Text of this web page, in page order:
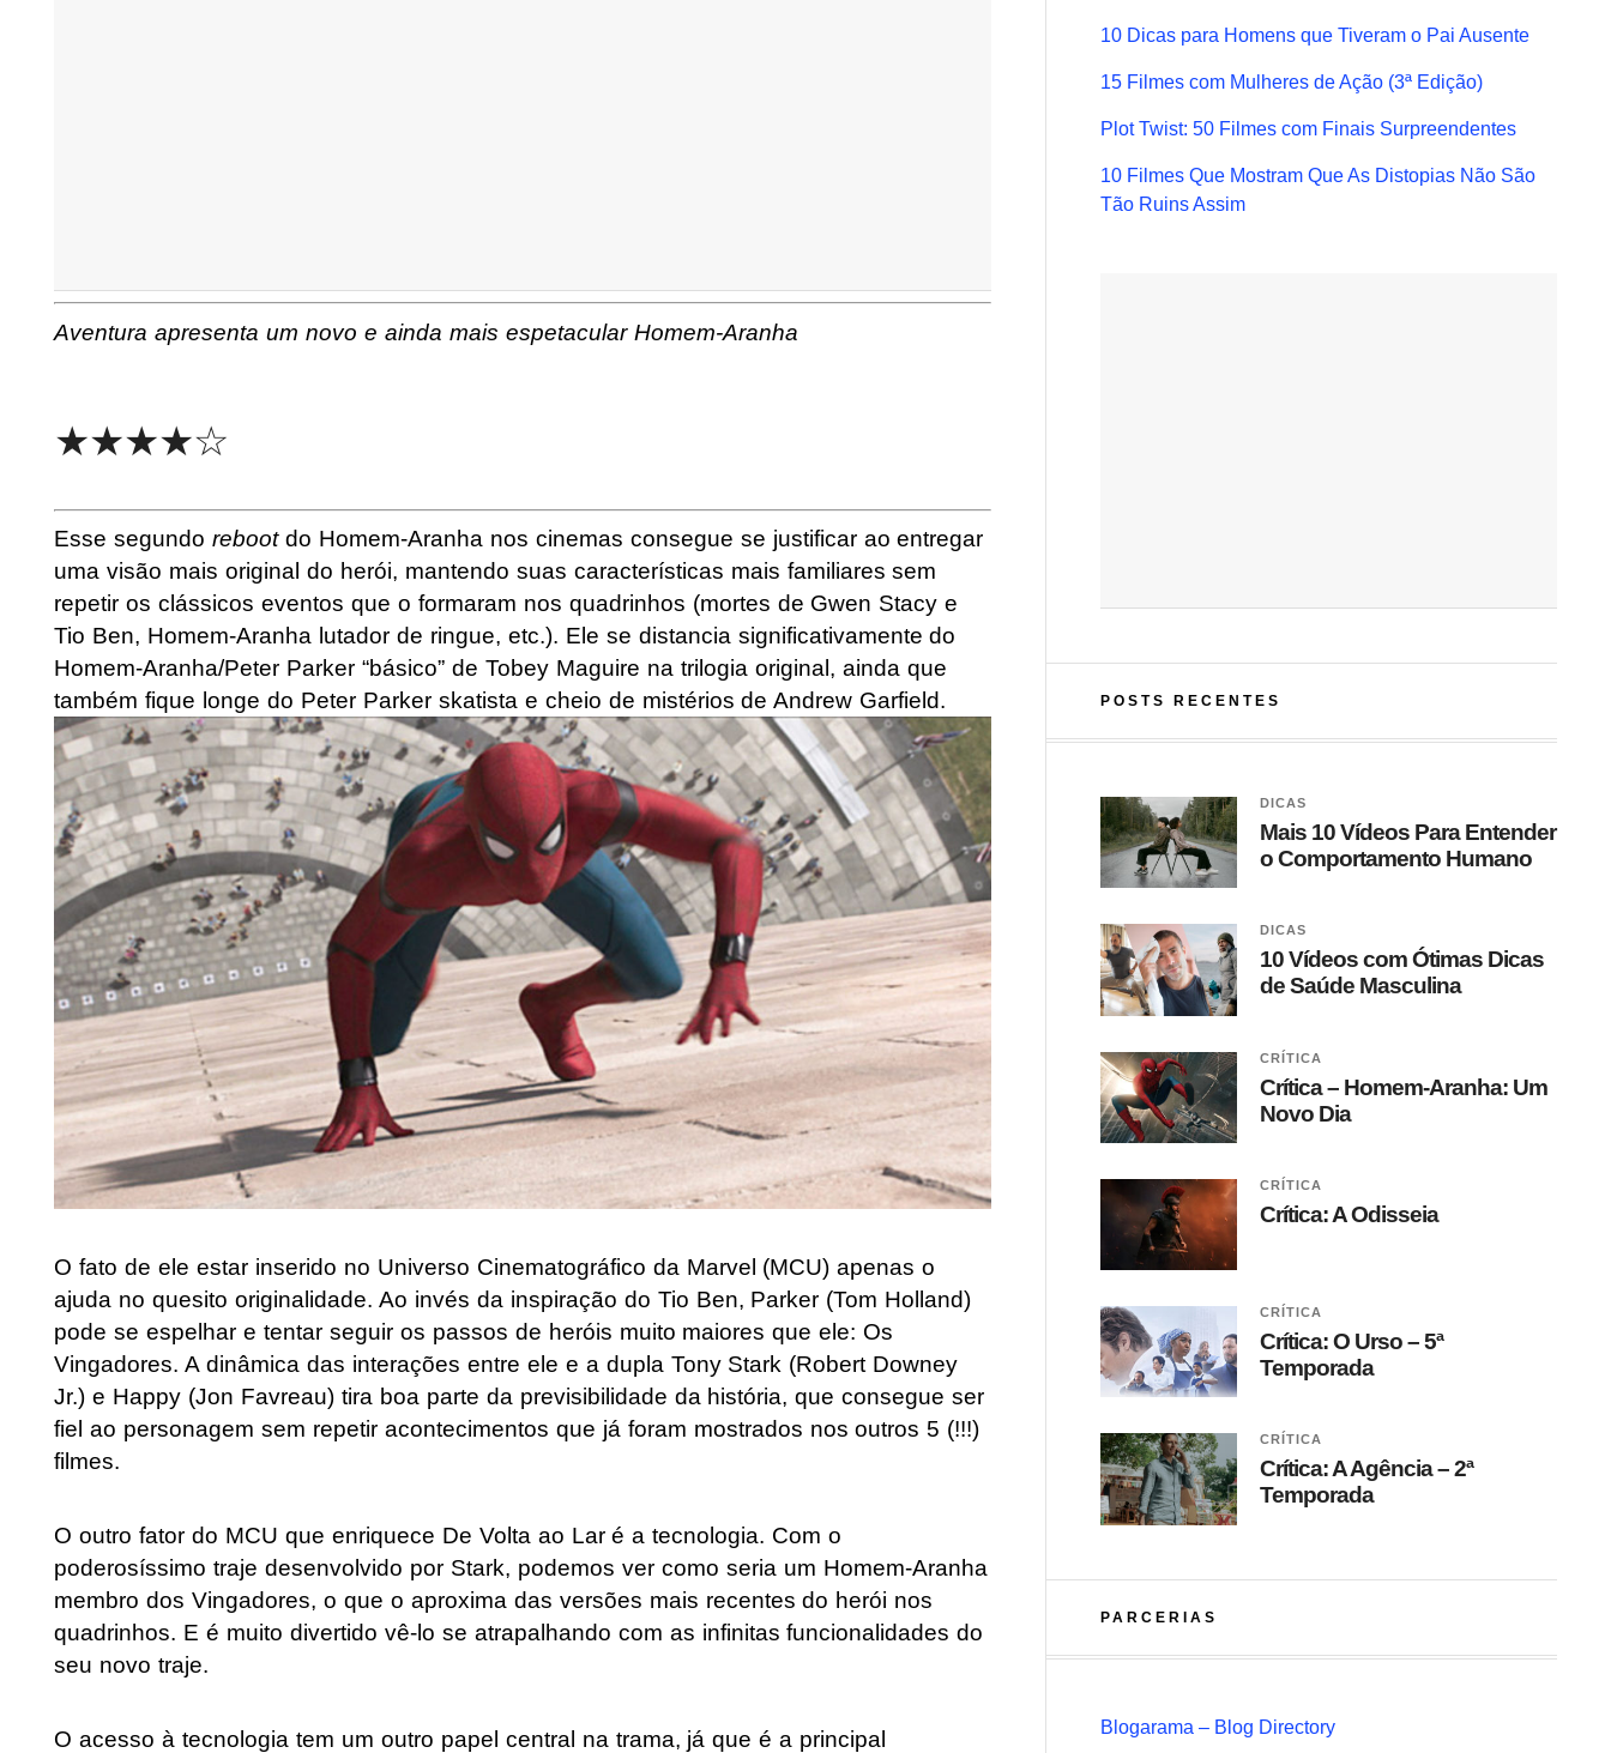
Aventura apresenta um novo e ainda mais espetacular Homem-Aranha
★★★★☆
Esse segundo rebootdo Homem-Aranha nos cinemas consegue se justificar ao entregar
uma visão mais original do herói, mantendo suas características mais familiares sem
repetir os clássicos eventos que o formaram nos quadrinhos (mortes de Gwen Stacy e
Tio Ben, Homem-Aranha lutador de ringue, etc.). Ele se distancia significativamente do
Homem-Aranha/Peter Parker “básico” de Tobey Maguire na trilogia original, ainda que
também fique longe do Peter Parker skatista e cheio de mistérios de Andrew Garfield.
O fato de ele estar inserido no Universo Cinematográfico da Marvel (MCU) apenas o
ajuda no quesito originalidade. Ao invés da inspiração do Tio Ben, Parker (Tom Holland)
pode se espelhar e tentar seguir os passos de heróis muito maiores que ele: Os
Vingadores. A dinâmica das interações entre ele e a dupla Tony Stark (Robert Downey
Jr.) e Happy (Jon Favreau) tira boa parte da previsibilidade da história, que consegue ser
fiel ao personagem sem repetir acontecimentos que já foram mostrados nos outros 5 (!!!)
filmes.
O outro fator do MCU que enriquece De Volta ao Lar é a tecnologia. Com o
poderosíssimo traje desenvolvido por Stark, podemos ver como seria um Homem-Aranha
membro dos Vingadores, o que o aproxima das versões mais recentes do herói nos
quadrinhos. E é muito divertido vê-lo se atrapalhando com as infinitas funcionalidades do
seu novo traje.
O acesso à tecnologia tem um outro papel central na trama, já que é a principal
10 Dicas para Homens que Tiveram o Pai Ausente
15 Filmes com Mulheres de Ação (3ª Edição)
Plot Twist: 50 Filmes com Finais Surpreendentes
10 Filmes Que Mostram Que As Distopias Não São
Tão Ruins Assim
POSTS RECENTES
DICAS
Mais 10 Vídeos Para Entender
o Comportamento Humano
DICAS
10 Vídeos com Ótimas Dicas
de Saúde Masculina
CRÍTICA
Crítica – Homem-Aranha: Um
Novo Dia
CRÍTICA
Crítica: A Odisseia
CRÍTICA
Crítica: O Urso – 5ª
Temporada
CRÍTICA
Crítica: A Agência – 2ª
Temporada
PARCERIAS
Blogarama – Blog Directory